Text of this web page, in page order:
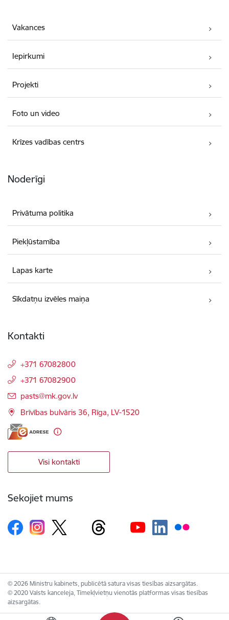
Vakances
Iepirkumi
Projekti
Foto un video
Krīzes vadības centrs
Noderīgi
Privātuma politika
Piekļūstamība
Lapas karte
Sīkdatņu izvēles maiņa
Kontakti
+371 67082800
+371 67082900
E-pasts:
pasts@mk.gov.lv
Brīvības bulvāris 36, Rīga, LV-1520
Visi kontakti
Sekojiet mums
© 2026 Ministru kabinets, publicētā satura visas tiesības aizsargātas.
© 2020 Valsts kanceleja, Tīmekļvietņu vienotās platformas visas tiesības
aizsargātas.